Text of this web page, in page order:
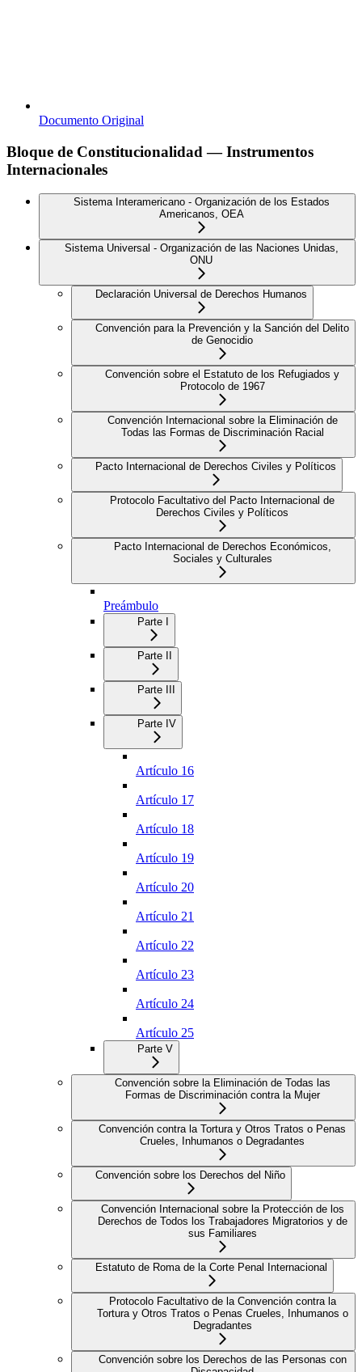
Documento Original
Bloque de Constitucionalidad — Instrumentos
Internacionales
Sistema Interamericano - Organización de los Estados
Americanos, OEA
Sistema Universal - Organización de las Naciones Unidas,
ONU
Declaración Universal de Derechos Humanos
Convención para la Prevención y la Sanción del Delito
de Genocidio
Convención sobre el Estatuto de los Refugiados y
Protocolo de 1967
Convención Internacional sobre la Eliminación de
Todas las Formas de Discriminación Racial
Pacto Internacional de Derechos Civiles y Políticos
Protocolo Facultativo del Pacto Internacional de
Derechos Civiles y Políticos
Pacto Internacional de Derechos Económicos,
Sociales y Culturales
Preámbulo
Parte I
Parte II
Parte III
Parte IV
Artículo 16
Artículo 17
Artículo 18
Artículo 19
Artículo 20
Artículo 21
Artículo 22
Artículo 23
Artículo 24
Artículo 25
Parte V
Convención sobre la Eliminación de Todas las
Formas de Discriminación contra la Mujer
Convención contra la Tortura y Otros Tratos o Penas
Crueles, Inhumanos o Degradantes
Convención sobre los Derechos del Niño
Convención Internacional sobre la Protección de los
Derechos de Todos los Trabajadores Migratorios y de
sus Familiares
Estatuto de Roma de la Corte Penal Internacional
Protocolo Facultativo de la Convención contra la
Tortura y Otros Tratos o Penas Crueles, Inhumanos o
Degradantes
Convención sobre los Derechos de las Personas con